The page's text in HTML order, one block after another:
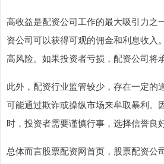
高收益是配资公司工作的最大吸引力之
资公司可以获得可观的佣金和利息收入
高风险。如果投资者亏损，配资公司将
此外，配资行业监管较少，存在一定的
可能通过欺诈或操纵市场来牟取暴利。
时，投资者需要谨慎行事，选择信誉良
总体而言股票配资网首页，股票配资公